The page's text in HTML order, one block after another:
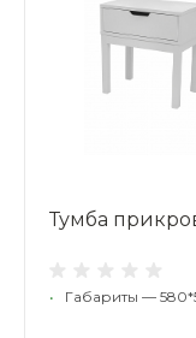
Тумба
• Габариты —